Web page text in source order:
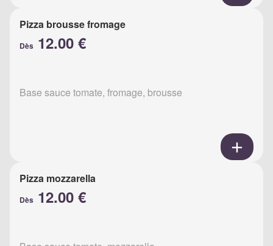
Pizza brousse fromage
Dès 12.00 €
Base sauce tomate, fromage, brousse
Pizza mozzarella
Dès 12.00 €